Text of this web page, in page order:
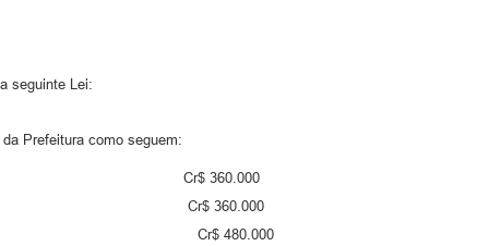
seguinte Lei:
Prefeitura como seguem:
anuais Cr$ 360.000
anuais Cr$ 360.000
Cr$ 480.000